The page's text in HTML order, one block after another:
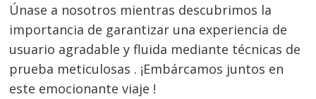
Únase a nosotros mientras descubrimos la
importancia de garantizar una experiencia de
usuario agradable y fluida mediante técnicas de
prueba meticulosas . ¡Embárcamos juntos en
este emocionante viaje !